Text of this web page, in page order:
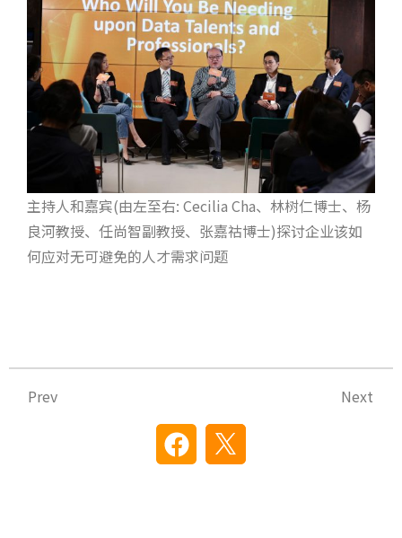
主持人和嘉宾(由左至右: Cecilia Cha、林树仁博士、杨
良河教授、任尚智副教授、张嘉祜博士)探讨企业该如
何应对无可避免的人才需求问题
Prev Next